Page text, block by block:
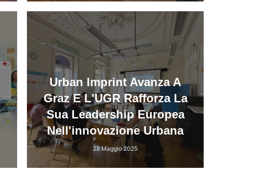
Urban Imprint Avanza A
Graz E L'UGR Rafforza La
Sua Leadership Europea
Nell'innovazione Urbana
28 Maggio 2025